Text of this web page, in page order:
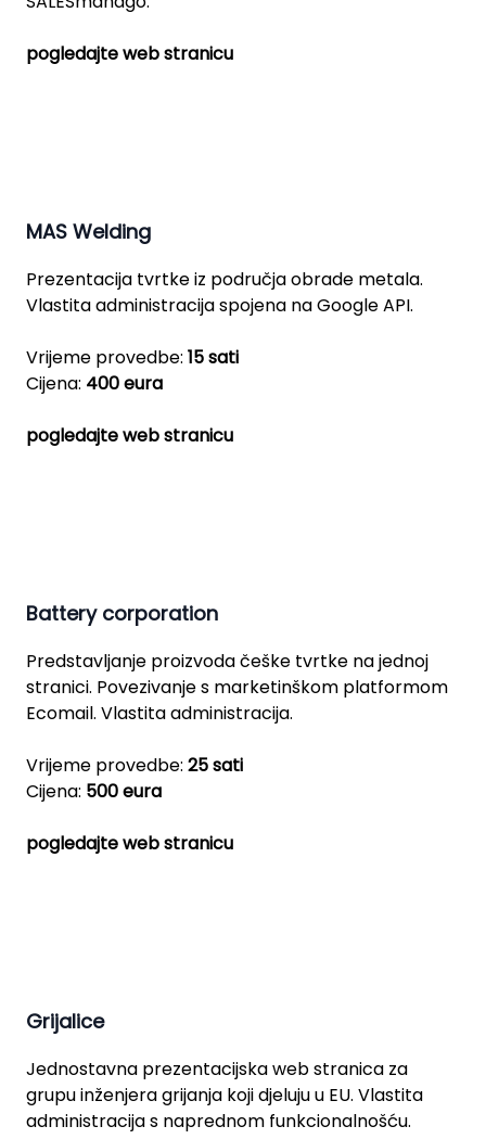
pogledajte web stranicu
MAS Welding
Prezentacija tvrtke iz područja obrade metala.
Vlastita administracija spojena na Google API.
Vrijeme provedbe: 15 sati
Cijena: 400 eura
pogledajte web stranicu
Battery corporation
Predstavljanje proizvoda češke tvrtke na jednoj
stranici. Povezivanje s marketinškom platformom
Ecomail. Vlastita administracija.
Vrijeme provedbe: 25 sati
Cijena: 500 eura
pogledajte web stranicu
Grijalice
Jednostavna prezentacijska web stranica za
grupu inženjera grijanja koji djeluju u EU. Vlastita
administracija s naprednom funkcionalnošću.